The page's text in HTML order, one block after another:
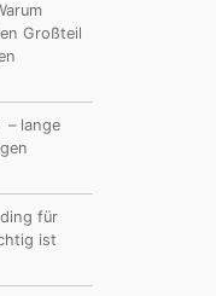
Großteil
– lange
für
ist